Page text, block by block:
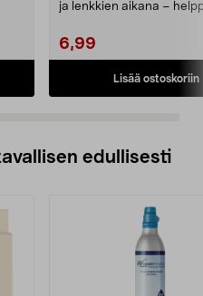
ja lenkkien aikana –
6,99
Lisää ostoskoriin
edullisesti